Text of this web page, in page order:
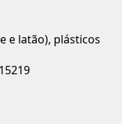
e latão), plásticos